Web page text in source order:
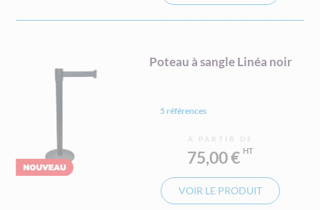
Poteau à sangle Linéa noir
5 références
À PARTIR DE
75,00 €
VOIR LE PRODUIT